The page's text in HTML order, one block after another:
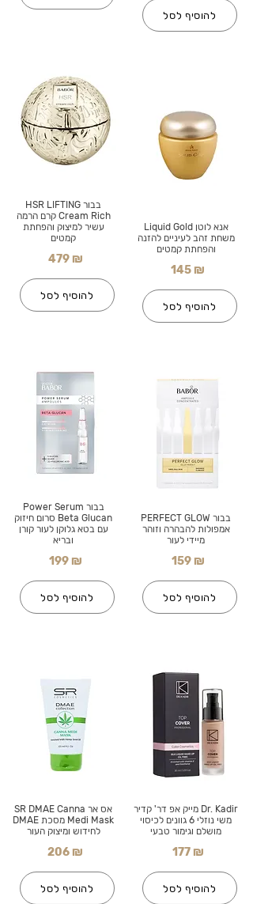
בבור HSR LIFTING
Cream Rich קרם הרמה
עשיר למיצוק והפחתת
קמטים
479 ₪
להוסיף לסל
בבור Power Serum
Beta Glucan סרום חיזוק
עם בטא גלוקן לעור קורן
ובריא
199 ₪
להוסיף לסל
אס אר SR DMAE Canna
Medi Mask מסכת DMAE
לחידוש ומיצוק העור
206 ₪
להוסיף לסל
להוסיף לסל
אנא לוטן Liquid Gold
משחת זהב לעיניים להזנה
והפחתת קמטים
145 ₪
להוסיף לסל
בבור PERFECT GLOW
אמפולות להבהרה וזוהר
מיידי לעור
159 ₪
להוסיף לסל
Dr. Kadir מייק אפ דר' קדיר
משי נוזלי 6 גוונים לכיסוי
מושלם וגימור טבעי
177 ₪
להוסיף לסל